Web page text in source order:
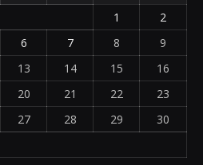
1
2
6 7 8
9
13 14 15
16
20 21 22
23
27 28 29
30